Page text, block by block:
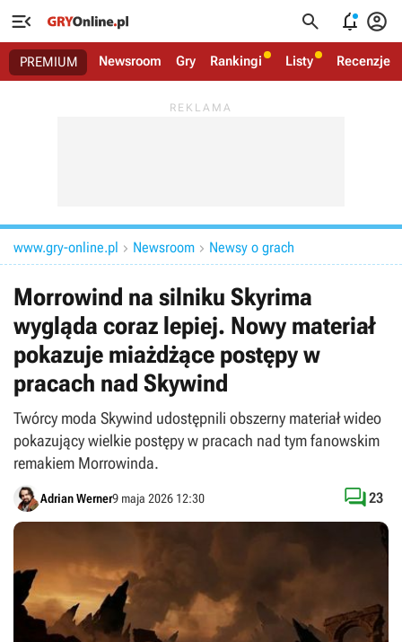
   
PREMIUM Newsroom Gry Rankingi Listy Recenzje
www.gry-online.pl  Newsroom  Newsy o grach
Morrowind na silniku Skyrima
wygląda coraz lepiej. Nowy materiał
pokazuje miażdżące postępy w
pracach nad Skywind
Twórcy moda Skywind udostępnili obszerny materiał wideo
pokazujący wielkie postępy w pracach nad tym fanowskim
remakiem Morrowinda.
Adrian Werner9 maja 2026 12:30 23